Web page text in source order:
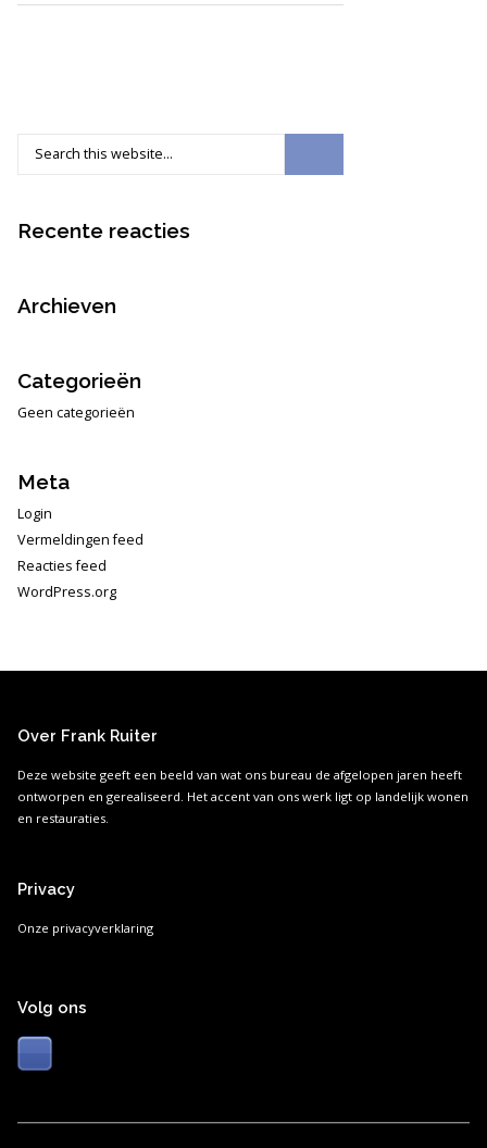
Recente reacties
Archieven
Categorieën
Geen categorieën
Meta
Login
Vermeldingen feed
Reacties feed
WordPress.org
Over Frank Ruiter
Deze website geeft een beeld van wat ons bureau de afgelopen jaren heeft
ontworpen en gerealiseerd. Het accent van ons werk ligt op landelijk wonen
en restauraties.
Privacy
Onze privacyverklaring
Volg ons